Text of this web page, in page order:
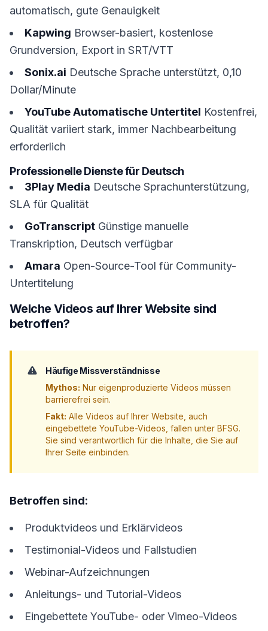
automatisch, gute Genauigkeit
Kapwing Browser-basiert, kostenlose
Grundversion, Export in SRT/VTT
Sonix.ai Deutsche Sprache unterstützt, 0,10
Dollar/Minute
YouTube Automatische Untertitel Kostenfrei,
Qualität variiert stark, immer Nachbearbeitung
erforderlich
Professionelle Dienste für Deutsch
3Play Media Deutsche Sprachunterstützung,
SLA für Qualität
GoTranscript Günstige manuelle
Transkription, Deutsch verfügbar
Amara Open-Source-Tool für Community-
Untertitelung
Welche Videos auf Ihrer Website sind
betroffen?
Häufige Missverständnisse
Mythos: Nur eigenproduzierte Videos müssen
barrierefrei sein.
Fakt: Alle Videos auf Ihrer Website, auch
eingebettete YouTube-Videos, fallen unter BFSG.
Sie sind verantwortlich für die Inhalte, die Sie auf
Ihrer Seite einbinden.
Betroffen sind:
Produktvideos und Erklärvideos
Testimonial-Videos und Fallstudien
Webinar-Aufzeichnungen
Anleitungs- und Tutorial-Videos
Eingebettete YouTube- oder Vimeo-Videos